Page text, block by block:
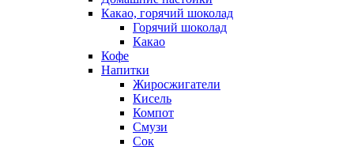
Какао, горячий шоколад
Горячий шоколад
Какао
Кофе
Напитки
Жиросжигатели
Кисель
Компот
Смузи
Сок